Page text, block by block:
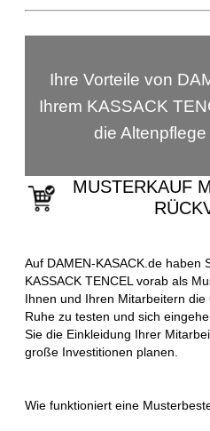
Ihre Vorteile von
Ihrem KASSACK
die
MUSTERKAUF
Auf DAMEN-KASACK.de haben
KASSACK TENCEL vorab als
Ihnen und Ihren Mitarbeitern
Ruhe zu testen und sich
Sie die Einkleidung Ihrer
große Investitionen planen.
Wie funktioniert eine